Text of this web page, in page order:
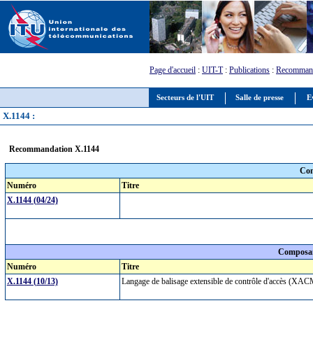
Secteurs de l'UIT Salle de presse
Page d'accueil : UIT-T: Publications :
X.1144 :
Recommandation X.1144
Numéro
Titre
X.1144 (04/24)
Numéro
Titre
X.1144 (10/13)
Langage de balisage extensible de contrôle d'accès